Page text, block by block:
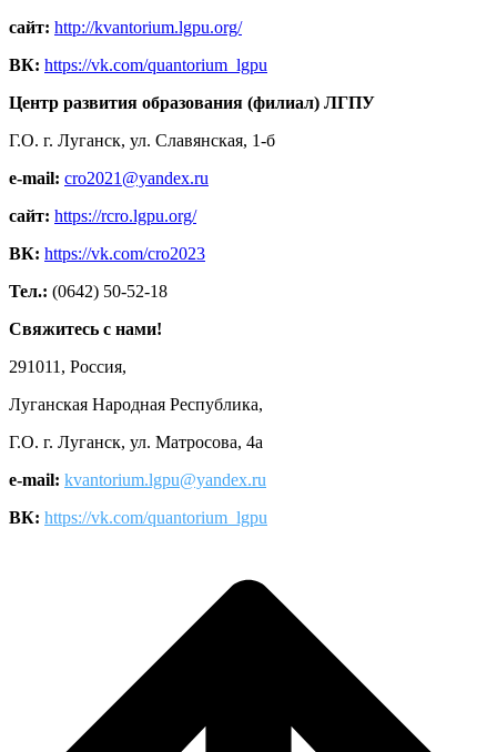
сайт: http://kvantorium.lgpu.org/
ВК: https://vk.com/quantorium_lgpu
Центр развития образования (филиал) ЛГПУ
Г.О. г. Луганск, ул. Славянская, 1-б
e-mail: cro2021@yandex.ru
сайт: https://rcro.lgpu.org/
ВК: https://vk.com/cro2023
Тел.: (0642) 50-52-18
Свяжитесь с нами!
291011, Россия,
Луганская Народная Республика,
Г.О. г. Луганск, ул. Матросова, 4а
e-mail: kvantorium.lgpu@yandex.ru
ВК: https://vk.com/quantorium_lgpu